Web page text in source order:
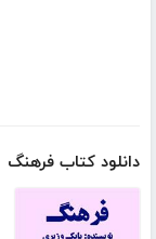
دانلود کتاب فرهنگ